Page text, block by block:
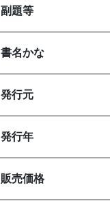
副題等
書名かな
発行元
発行年
販売価格